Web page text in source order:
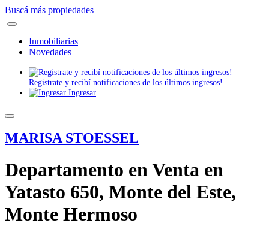
Buscá más propiedades
Inmobiliarias
Novedades
Registrate y recibí notificaciones de los últimos ingresos!
Ingresar
MARISA STOESSEL
Departamento en Venta en
Yatasto 650, Monte del Este,
Monte Hermoso